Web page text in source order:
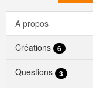
A propos
Créations 6
Questions 3